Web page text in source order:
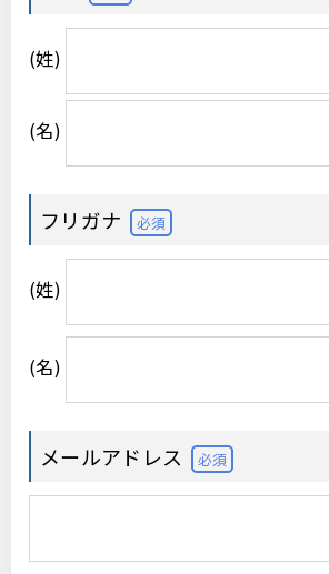
(姓)
(名)
フリガナ 必須
(姓)
(名)
メールアドレス 必須